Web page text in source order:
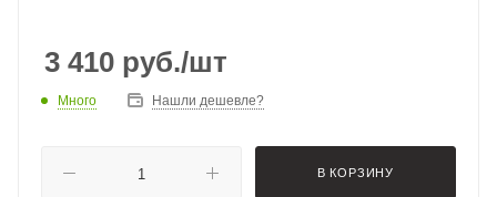
3 410 руб./шт
Много Нашли дешевле?
В КОРЗИНУ